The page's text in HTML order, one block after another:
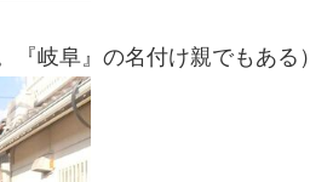
『岐阜』の名付け親でもある）